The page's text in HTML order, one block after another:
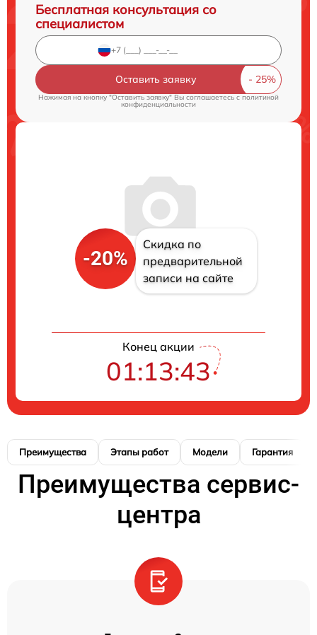
Бесплатная консультация со
специалистом
Оставить заявку
Нажимая на кнопку "Оставить заявку" Вы соглашаетесь cполитикой
конфиденциальности
-20%
Скидка по
предварительной
записи на сайте
Конец акции
01:13:42
Преимущества Этапы работ Модели Гарантия
Преимущества сервис-
центра